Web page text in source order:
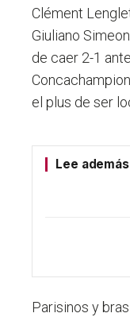
Clément
Giuliano
de caer 2-1
el plus de ser
Lee además
Parisinos y